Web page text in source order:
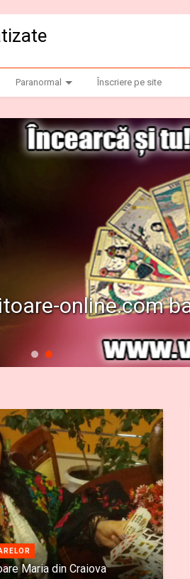
Paranormal Înscriere pe site
Maria din Craiova